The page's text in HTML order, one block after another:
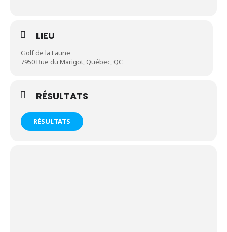
LIEU
Golf de la Faune
7950 Rue du Marigot, Québec, QC
RÉSULTATS
RÉSULTATS